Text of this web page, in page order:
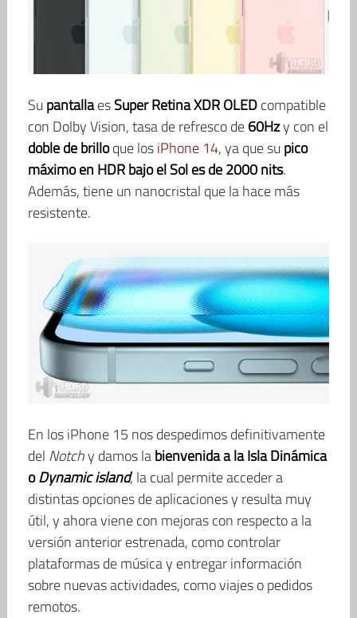
Su pantallaesSuper Retina XDR OLEDcompatible
con Dolby Vision, tasa de refresco de60Hzy con el
doble de brilloque losiPhone 14, ya que su pico
máximo en HDR bajo el Sol es de 2000 nits.
Además, tiene un nanocristal que la hace más
resistente.
En los iPhone 15 nos despedimos definitivamente
del Notchy damos labienvenida a la Isla Dinámica
oDynamic island, la cual permite acceder a
distintas opciones de aplicaciones y resulta muy
útil, y ahora viene con mejoras con respecto a la
versión anterior estrenada, como controlar
plataformas de música y entregar información
sobre nuevas actividades, como viajes o pedidos
remotos.